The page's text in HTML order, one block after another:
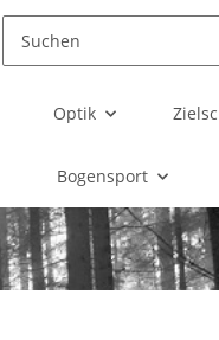
Optik
Bogensport